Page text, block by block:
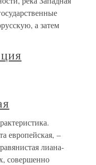
а затем
европейская, –
лиана-
совершенно